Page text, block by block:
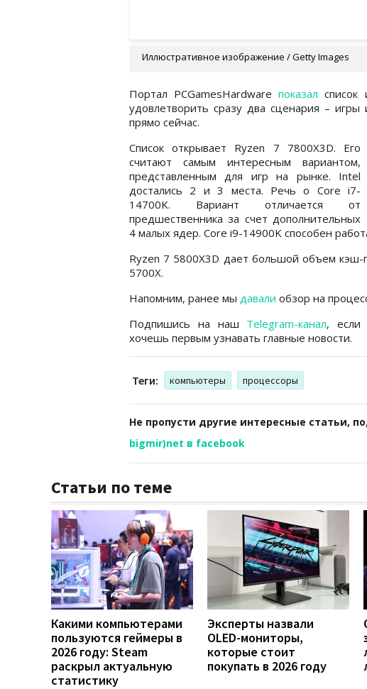
Иллюстративное изображение / Getty Images
Портал PCGamesHardwareпоказал список
удовлетворить сразу два сценария –
прямо сейчас.
Список открывает Ryzen 7 7800X3D. Его
считают самым интересным вариантом,
представленным для игр на рынке. Intel
достались 2 и 3 места. Речь о Core i7-
14700K. Вариант отличается от
предшественника за счет дополнительных
4 малых ядер. Core i9-14900K способен
Ryzen 7 5800X3D дает большой объем кэш-
5700X.
Напомним, ранее мы давали обзор на
Подпишись на наш Telegram-канал, если
хочешь первым узнавать главные новости.
Теги: компьютеры процессоры
Не пропусти другие интересные статьи,
bigmir)net в facebook
Статьи по теме
Какими компьютерами
пользуются геймеры в
2026 году: Steam
раскрыл актуальную
статистику
Эксперты назвали
OLED-мониторы,
которые стоит
покупать в 2026 году